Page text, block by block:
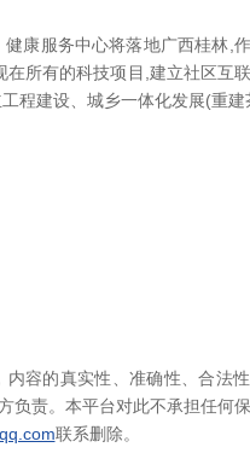
康服务中心将落地广西桂林,
在所有的科技项目,建立社区互
程建设、城乡一体化发展(重建
容的真实性、准确性、合法
责。本平台对此不承担任何保
联系删除。